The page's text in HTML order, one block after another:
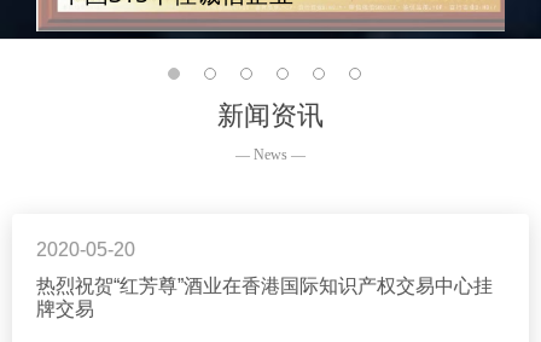
新闻资讯
— News —
2020-05-20
热烈祝贺“红芳尊”酒业在香港国际知识产权交易中心挂
牌交易